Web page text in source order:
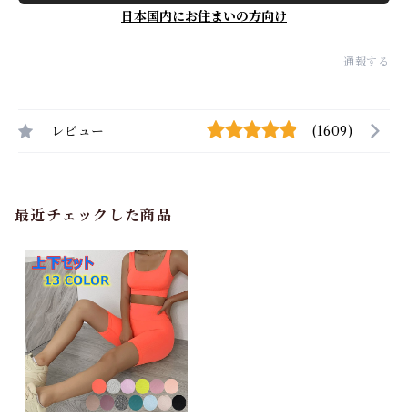
日本国内にお住まいの方向け
通報する
レビュー (1609)
最近チェックした商品